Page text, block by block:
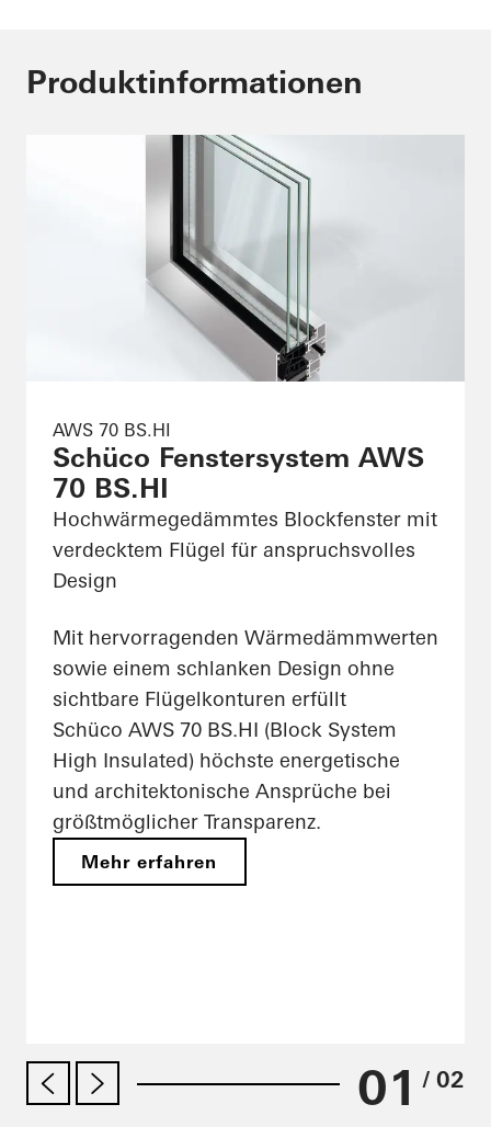
Produktinformationen
AWS 70 BS.HI
Schüco Fenstersystem AWS
70 BS.HI
Hochwärmegedämmtes Blockfenster mit
verdecktem Flügel für anspruchsvolles
Design
Mit hervorragenden Wärmedämmwerten
sowie einem schlanken Design ohne
sichtbare Flügelkonturen erfüllt
Schüco AWS 70 BS.HI (Block System
High Insulated) höchste energetische
und architektonische Ansprüche bei
größtmöglicher Transparenz.
Mehr erfahren
01 / 02